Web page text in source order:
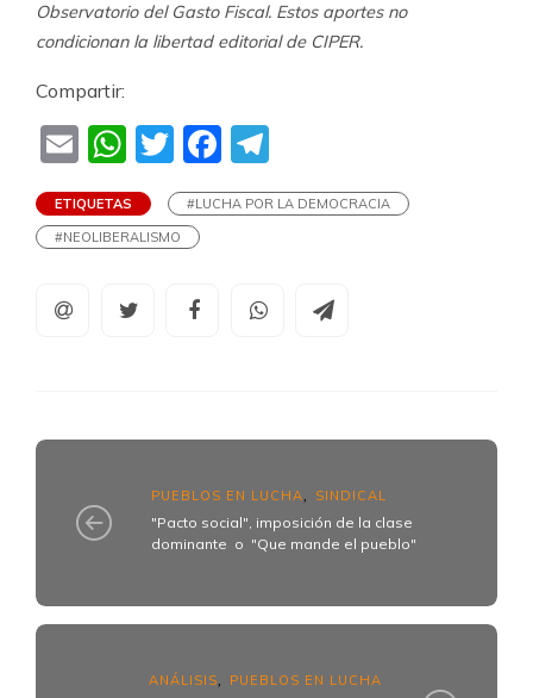
Observatorio del Gasto Fiscal. Estos aportes no
condicionan la libertad editorial de CIPER.
Compartir:
EmailWhatsApp
TwitterFacebook
ETIQUETAS
#LUCHA POR LA DEMOCRACIA
#NEOLIBERALISMO
PUEBLOS EN LUCHA SINDICAL
"Pacto social", imposición de la clase
dominante o "Que mande el pueblo"
ANÁLISIS PUEBLOS EN LUCHA